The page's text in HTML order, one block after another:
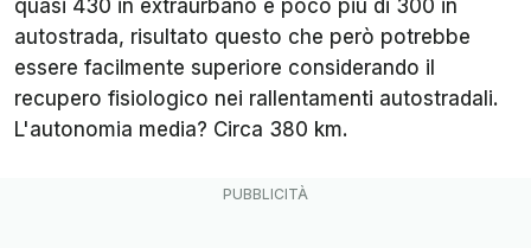
quasi 430 in extraurbano e poco più di 300 in
autostrada, risultato questo che però potrebbe
essere facilmente superiore considerando il
recupero fisiologico nei rallentamenti autostradali.
L'autonomia media? Circa 380 km.